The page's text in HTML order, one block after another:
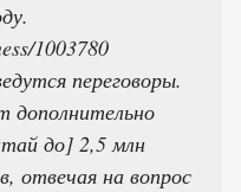
1003780
переговоры.
дополнительно
до] 2,5 млн
отвечая на вопрос